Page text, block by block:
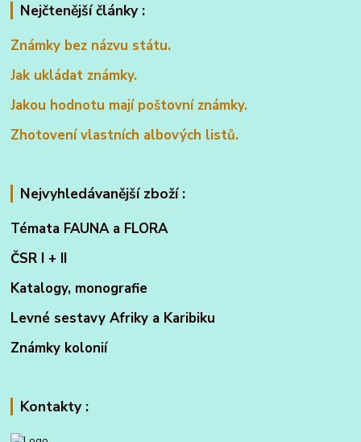
Nejčtenější články :
Známky bez názvu státu.
Jak ukládat známky.
Jakou hodnotu mají poštovní známky.
Zhotovení vlastních albových listů.
Nejvyhledávanější zboží :
Témata FAUNA a FLORA
ČSR I + II
Katalogy, monografie
Levné sestavy Afriky a Karibiku
Známky kolonií
Kontakty :